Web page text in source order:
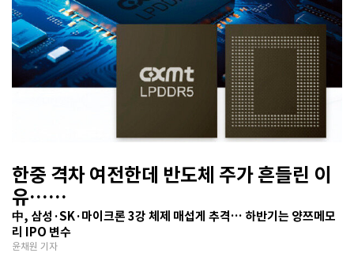
한중 격차 여전한데 반도체 주가 흔들린 이
유…
기술보다 무서운 ‘과점 균열’ 공포
中, 삼성·SK·마이크론 3강 체제 매섭게 추격… 하반기는 양쯔메모
리 IPO 변수
윤채원 기자